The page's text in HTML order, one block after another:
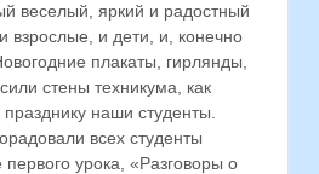
веселый, яркий и радостный
взрослые, и дети, и, конечно
плакаты, гирлянды,
стены техникума, как
празднику наши студенты.
всех студенты
первого урока, «Разговоры о